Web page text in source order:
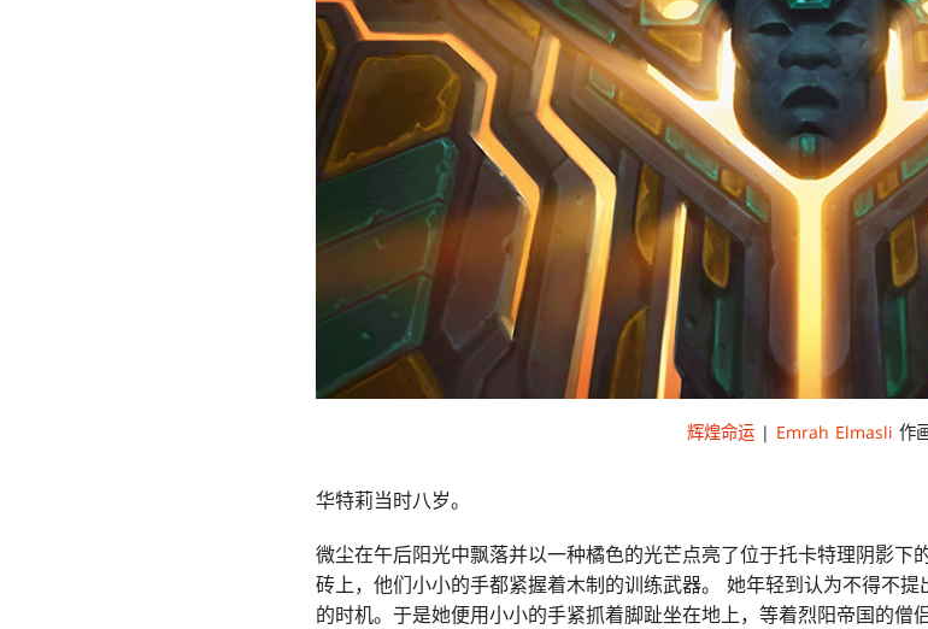
辉煌命运 | Emrah Elmasli 作
华特莉当时八岁。
微尘在午后阳光中飘落并以一种橘色的光芒点亮了位于托卡特理阴影下
砖上，他们小小的手都紧握着木制的训练武器。 她年轻到认为不得不
的时机。于是她便用小小的手紧抓着脚趾坐在地上，等着烈阳帝国的僧